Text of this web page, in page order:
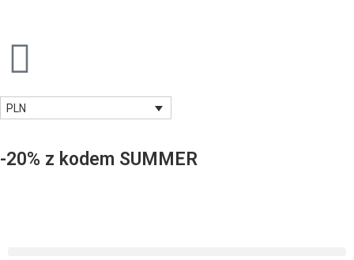
PLN
-20% z kodem SUMMER